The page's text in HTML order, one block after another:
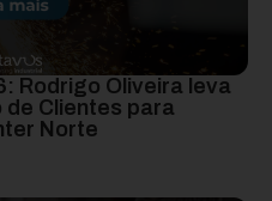
Rodrigo Oliveira leva
Clientes para
Norte